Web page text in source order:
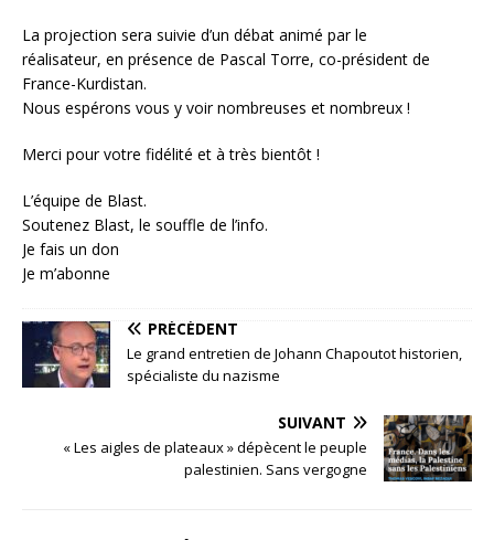
La projection sera suivie d’un débat animé par le
réalisateur, en présence de Pascal Torre, co-président de
France-Kurdistan.
Nous espérons vous y voir nombreuses et nombreux !
Merci pour votre fidélité et à très bientôt !
L’équipe de Blast.
Soutenez Blast, le souffle de l’info.
Je fais un don
Je m’abonne
PRÉCÉDENT
Le grand entretien de Johann Chapoutot historien,
spécialiste du nazisme
SUIVANT
« Les aigles de plateaux » dépècent le peuple
palestinien. Sans vergogne